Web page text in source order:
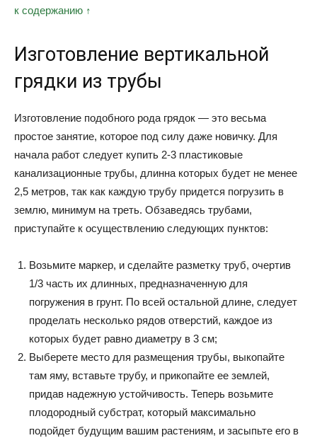
к содержанию ↑
Изготовление вертикальной
грядки из трубы
Изготовление подобного рода грядок — это весьма
простое занятие, которое под силу даже новичку. Для
начала работ следует купить 2-3 пластиковые
канализационные трубы, длинна которых будет не менее
2,5 метров, так как каждую трубу придется погрузить в
землю, минимум на треть. Обзаведясь трубами,
приступайте к осуществлению следующих пунктов:
Возьмите маркер, и сделайте разметку труб, очертив
1/3 часть их длинных, предназначенную для
погружения в грунт. По всей остальной длине, следует
проделать несколько рядов отверстий, каждое из
которых будет равно диаметру в 3 см;
Выберете место для размещения трубы, выкопайте
там яму, вставьте трубу, и прикопайте ее землей,
придав надежную устойчивость. Теперь возьмите
плодородный субстрат, который максимально
подойдет будущим вашим растениям, и засыпьте его в